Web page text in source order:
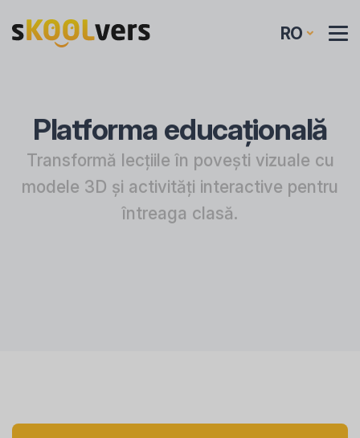
RO
Platforma educațională
Transformă lecțiile în povești vizuale cu
modele 3D și activități interactive pentru
întreaga clasă.